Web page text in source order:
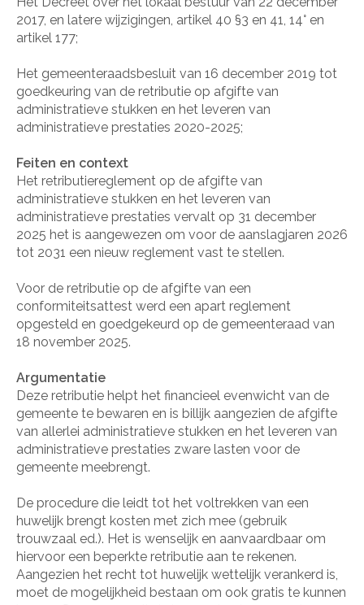
2017, en latere wijzigingen, artikel 40 §3 en 41, 14° en
artikel 177;
Het gemeenteraadsbesluit van 16 december 2019 tot
goedkeuring van de retributie op afgifte van
administratieve stukken en het leveren van
administratieve prestaties 2020-2025;
Feiten en context
Het retributiereglement op de afgifte van
administratieve stukken en het leveren van
administratieve prestaties vervalt op 31 december
2025 het is aangewezen om voor de aanslagjaren 2026
tot 2031 een nieuw reglement vast te stellen.
Voor de retributie op de afgifte van een
conformiteitsattest werd een apart reglement
opgesteld en goedgekeurd op de gemeenteraad van
18 november 2025.
Argumentatie
Deze retributie helpt het financieel evenwicht van de
gemeente te bewaren en is billijk aangezien de afgifte
van allerlei administratieve stukken en het leveren van
administratieve prestaties zware lasten voor de
gemeente meebrengt.
De procedure die leidt tot het voltrekken van een
huwelijk brengt kosten met zich mee (gebruik
trouwzaal ed.). Het is wenselijk en aanvaardbaar om
hiervoor een beperkte retributie aan te rekenen.
Aangezien het recht tot huwelijk wettelijk verankerd is,
moet de mogelijkheid bestaan om ook gratis te kunnen